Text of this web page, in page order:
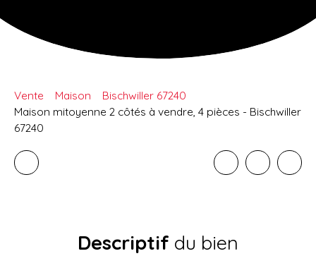
Vente Maison
Bischwiller 67240
Maison mitoyenne 2 côtés à vendre, 4 pièces - Bischwiller
67240
Descriptif du bien